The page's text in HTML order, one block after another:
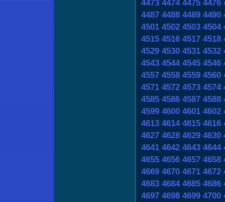
4473 4474 4475 4476
4487 4488 4489 4490
4501 4502 4503 4504
4515 4516 4517 4518
4529 4530 4531 4532
4543 4544 4545 4546
4557 4558 4559 4560
4571 4572 4573 4574
4585 4586 4587 4588
4599 4600 4601 4602
4613 4614 4615 4616
4627 4628 4629 4630
4641 4642 4643 4644
4655 4656 4657 4658
4669 4670 4671 4672
4683 4684 4685 4686
4697 4698 4699 4700